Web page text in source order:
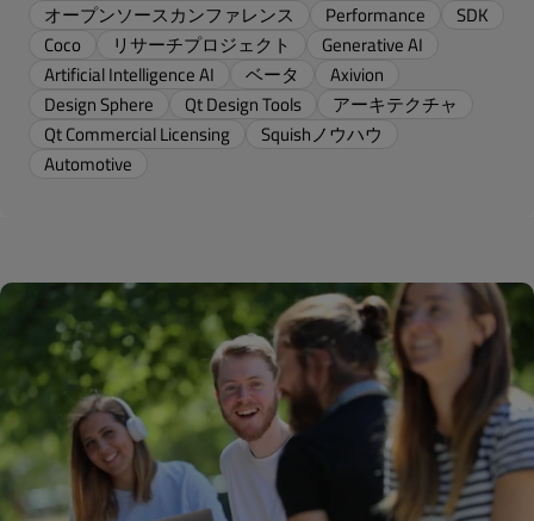
オープンソースカンファレンス
Performance
SDK
Coco
リサーチプロジェクト
Generative AI
Artificial Intelligence AI
ベータ
Axivion
Design Sphere
Qt Design Tools
アーキテクチャ
Qt Commercial Licensing
Squishノウハウ
Automotive